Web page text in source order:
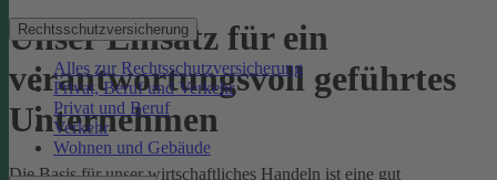
Rechtsschutzversicherung
Alles zur Rechtsschutzversicherung
Privat, Beruf und Verkehr
Privat und Beruf
Verkehr
Wohnen und Gebäude
Unser Einsatz für ein
verantwortungsvoll geführtes
Unternehmen
Die Basis für unser wirtschaftliches Handeln ist eine gut